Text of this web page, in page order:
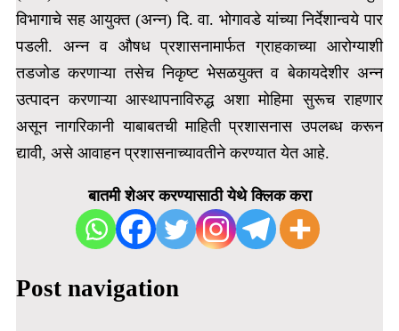
विभागाचे सह आयुक्त (अन्न) दि. वा. भोगावडे यांच्या निर्देशान्वये पार
पडली. अन्न व औषध प्रशासनामार्फत ग्राहकाच्या आरोग्याशी
तडजोड करणाऱ्या तसेच निकृष्ट भेसळयुक्त व बेकायदेशीर अन्न
उत्पादन करणाऱ्या आस्थापनाविरुद्ध अशा मोहिमा सुरूच राहणार
असून नागरिकानी याबाबतची माहिती प्रशासनास उपलब्ध करून
द्यावी, असे आवाहन प्रशासनाच्यावतीने करण्यात येत आहे.
बातमी शेअर करण्यासाठी येथे क्लिक करा
Post navigation